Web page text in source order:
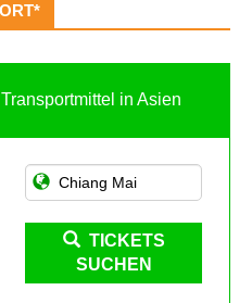
in Asien
TICKETS
SUCHEN